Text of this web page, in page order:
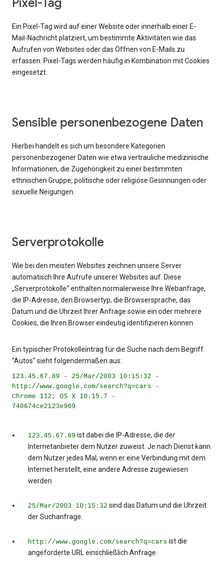
Pixel-Tag
Ein Pixel-Tag wird auf einer Website oder innerhalb einer E-
Mail-Nachricht platziert, um bestimmte Aktivitäten wie das
Aufrufen von Websites oder das Öffnen von E-Mails zu
erfassen. Pixel-Tags werden häufig in Kombination mit Cookies
eingesetzt.
Sensible personenbezogene Daten
Hierbei handelt es sich um besondere Kategorien
personenbezogener Daten wie etwa vertrauliche medizinische
Informationen, die Zugehörigkeit zu einer bestimmten
ethnischen Gruppe, politische oder religiöse Gesinnungen oder
sexuelle Neigungen.
Serverprotokolle
Wie bei den meisten Websites zeichnen unsere Server
automatisch Ihre Aufrufe unserer Websites auf. Diese
„Serverprotokolle“ enthalten normalerweise Ihre Webanfrage,
die IP-Adresse, den Browsertyp, die Browsersprache, das
Datum und die Uhrzeit Ihrer Anfrage sowie ein oder mehrere
Cookies, die Ihren Browser eindeutig identifizieren können.
Ein typischer Protokolleintrag für die Suche nach dem Begriff
"Autos" sieht folgendermaßen aus:
123.45.67.89 - 25/Mar/2003 10:15:32 -
http://www.google.com/search?q=cars -
Chrome 112; OS X 10.15.7 -
740674ce2123e969
123.45.67.89 ist dabei die IP-Adresse, die der
Internetanbieter dem Nutzer zuweist. Je nach Dienst kann
dem Nutzer jedes Mal, wenn er eine Verbindung mit dem
Internet herstellt, eine andere Adresse zugewiesen
werden.
25/Mar/2003 10:15:32 sind das Datum und die Uhrzeit
der Suchanfrage.
http://www.google.com/search?q=cars ist die
angeforderte URL einschließlich Anfrage.